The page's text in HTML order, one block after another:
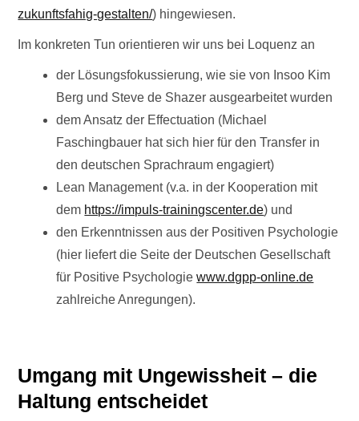
zukunftsfahig-gestalten/) hingewiesen.
Im konkreten Tun orientieren wir uns bei Loquenz an
der Lösungsfokussierung, wie sie von Insoo Kim
Berg und Steve de Shazer ausgearbeitet wurden
dem Ansatz der Effectuation (Michael
Faschingbauer hat sich hier für den Transfer in
den deutschen Sprachraum engagiert)
Lean Management (v.a. in der Kooperation mit
dem https://impuls-trainingscenter.de) und
den Erkenntnissen aus der Positiven Psychologie
(hier liefert die Seite der Deutschen Gesellschaft
für Positive Psychologiewww.dgpp-online.de
zahlreiche Anregungen).
Umgang mit Ungewissheit – die
Haltung entscheidet